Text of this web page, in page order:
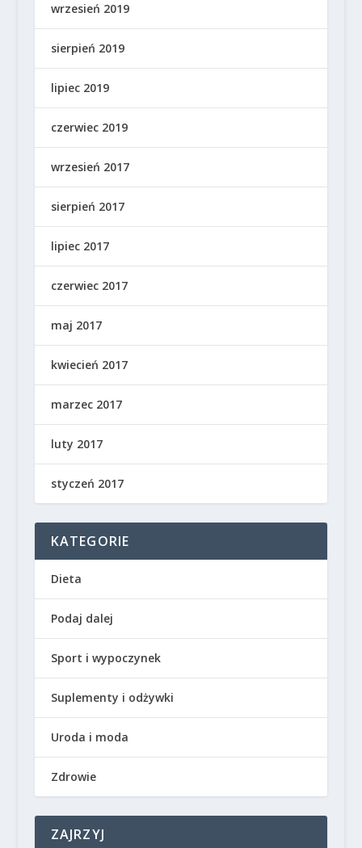
wrzesień 2019
sierpień 2019
lipiec 2019
czerwiec 2019
wrzesień 2017
sierpień 2017
lipiec 2017
czerwiec 2017
maj 2017
kwiecień 2017
marzec 2017
luty 2017
styczeń 2017
KATEGORIE
Dieta
Podaj dalej
Sport i wypoczynek
Suplementy i odżywki
Uroda i moda
Zdrowie
ZAJRZYJ